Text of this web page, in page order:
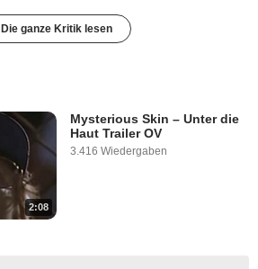
Die ganze Kritik lesen
2:08
Mysterious Skin – Unter die
Haut Trailer OV
3.416 Wiedergaben